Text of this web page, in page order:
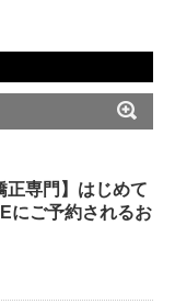
正専門】はじめて
にご予約されるお